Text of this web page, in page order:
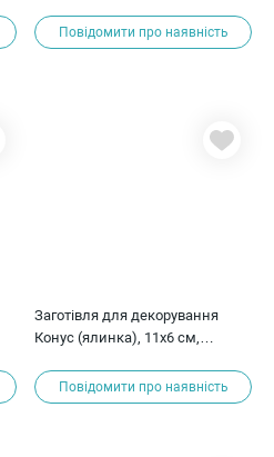
Повідомити про наявність
Заготівля для декорування
Конус (ялинка), 11х6 см,
Повідомити про наявність